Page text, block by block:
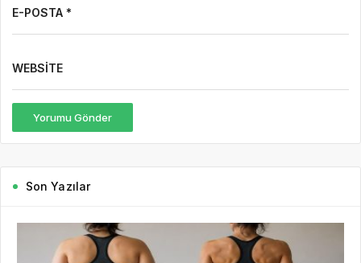
E-POSTA *
WEBSITE
Yorumu Gönder
Son Yazılar